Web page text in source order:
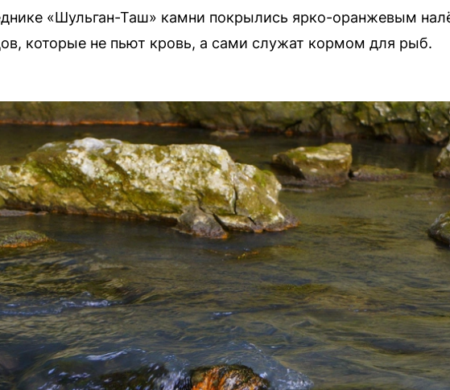
«Шульган-Таш» камни покрылись ярко-оранжевым
которые не пьют кровь, а сами служат кормом для рыб.